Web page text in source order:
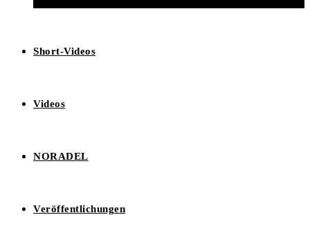
Short-Videos
Videos
NORADEL
Veröffentlichungen